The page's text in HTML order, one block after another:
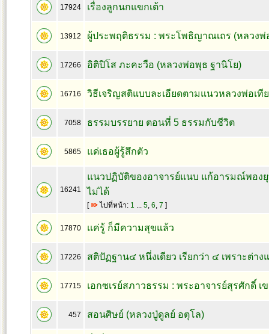
17924 เรื่องลูกนกแขกเต้า
13912 ผู้ประพฤติธรรม : พระโพธิญาณเถร (หลวง
17266 อิติปิโส ภะคะวือ (หลวงพ่อพุธ ฐานิโย)
16716 วิธีเจริญสติแบบละเอียดตามแนวหลวงพ่อเที
7058 ธรรมบรรยาย ตอนที่ 5 ธรรมกับชีวิต
5865 แด่เธอผู้รู้สึกตัว
16241
แนวปฏิบัติของอาจารย์แนบ แก้อารมณ์พอง
ไม่ได้
[ ไปที่หน้า: 1 ... 5, 6, 7 ]
17870 เเค่รู้ ก็มีความสุขแล้ว
17226 สติปัฏฐาน๔ หนึ่งเดียว เรียกว่า ๔ เพราะต่า
17715 เอกซเรย์สภาวธรรม : พระอาจารย์สุรศักดิ์ เ
457 สอนศิษย์ (หลวงปู่ดูลย์ อตุโล)